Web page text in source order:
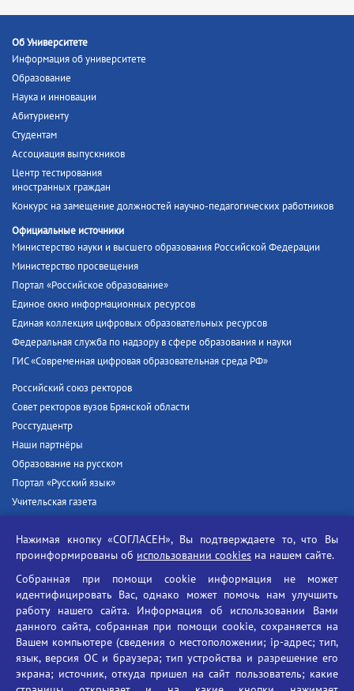
Об Университете
Информация об университете
Образование
Наука и инновации
Абитуриенту
Студентам
Ассоциация выпускников
Центр тестирования
иностранных граждан
Конкурс на замещение должностей научно-педагогических работников
Официальные источники
Министерство науки и высшего образования Российской Федерации
Министерство просвещения
Портал «Российское образование»
Единое окно информационных ресурсов
Единая коллекция цифровых образовательных ресурсов
Федеральная служба по надзору в сфере образования и науки
ГИС «Современная цифровая образовательная среда РФ»
Российский союз ректоров
Совет ректоров вузов Брянской области
Росстудцентр
Наши партнёры
Образование на русском
Портал «Русский язык»
Учительская газета
Единый портал государственных услуг
Противодействие угрозам информационной безопасности
Социальные ролики - Генеральная прокуратура РФ
Противодействие коррупции
БГУ против наркотиков
Брянский государственный университет
имени академика И.Г. Петровского
Нажимая кнопку «СОГЛАСЕН», Вы подтверждаете то, что Вы
проинформированы об использовании cookies на нашем сайте.
Собранная при помощи cookie информация не может
идентифицировать Вас, однако может помочь нам улучшить
работу нашего сайта. Информация об использовании Вами
данного сайта, собранная при помощи cookie, сохраняется на
Вашем компьютере (сведения о местоположении; ip-адрес; тип,
язык, версия ОС и браузера; тип устройства и разрешение его
экрана; источник, откуда пришел на сайт пользователь; какие